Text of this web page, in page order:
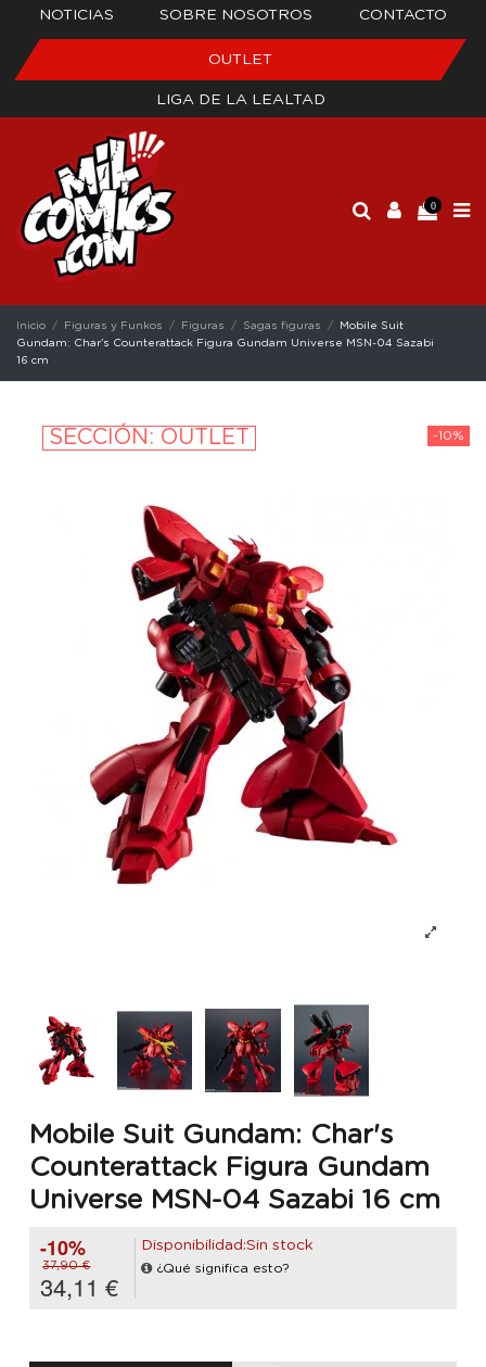
NOTICIAS SOBRE NOSOTROS CONTACTO
OUTLET
LIGA DE LA LEALTAD
0
Inicio Figuras y Funkos Figuras Sagas figuras
Mobile Suit
Gundam: Char's Counterattack Figura Gundam Universe MSN-04 Sazabi
16 cm
-10%
SECCIÓN: OUTLET
Mobile Suit Gundam: Char's
Counterattack Figura Gundam
Universe MSN-04 Sazabi 16 cm
-10%
37,90 €
34,11 €
Disponibilidad:Sin stock
¿Qué significa esto?